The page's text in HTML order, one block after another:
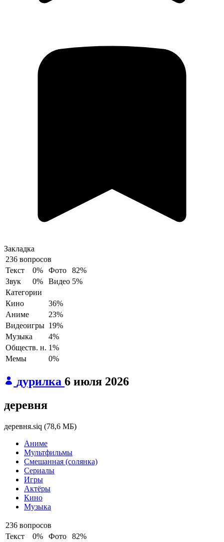
Закладка
236 вопросов
Текст
0% Фото
82%
Звук
0% Видео 5%
Категории
Кино
36%
Аниме
23%
Видеоигры 19%
Музыка
4%
Обществ. н. 1%
Мемы
0%
дурилка6 июля 2026
деревня
деревня.siq (78,6 МБ)
Аниме
Мультфильмы
Смешанная (солянка)
Сериалы
Игры
Актёры
Кино
Музыка
236 вопросов
Текст
0% Фото
82%